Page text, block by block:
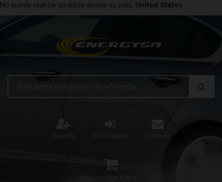
No puede realizar pedidos desde su país. United States
Registro Iniciar sesión Contacto
Carrito Total 0,00 €